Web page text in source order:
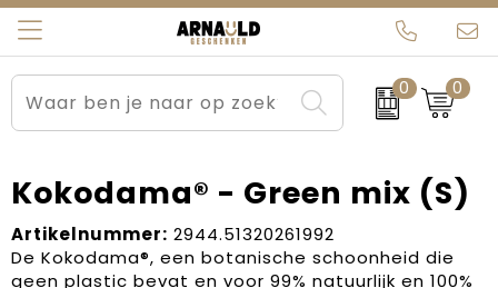
0 0
Relatiegeschenken
Sportkleding
Werkkleding
Beurs en Evenementen
Brievenbuspakketten
Carnaval
Arnauld Kerstpakketten
MijnEigenKadootje
Ons team
Contact
Blogs
Kokodama® - Green mix (S)
Artikelnummer: 2944.51320261992
De Kokodama®, een botanische schoonheid die
geen plastic bevat en voor 99% natuurlijk en 100%